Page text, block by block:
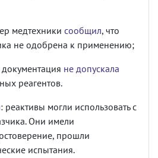
медтехники сообщил, что
не одобрена к применению;
не допускала
реагентов.
: реактивы могли использовать с
Они имели
прошли
испытания.